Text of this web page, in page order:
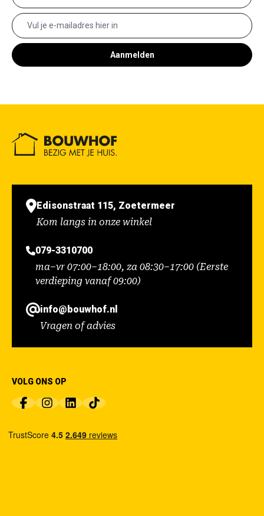
Aanmelden
Edisonstraat 115, Zoetermeer
Kom langs in onze winkel
079-3310700
ma–vr 07:00–18:00, za 08:30–17:00 (Eerste
verdieping vanaf 09:00)
info@bouwhof.nl
Vragen of advies
VOLG ONS OP